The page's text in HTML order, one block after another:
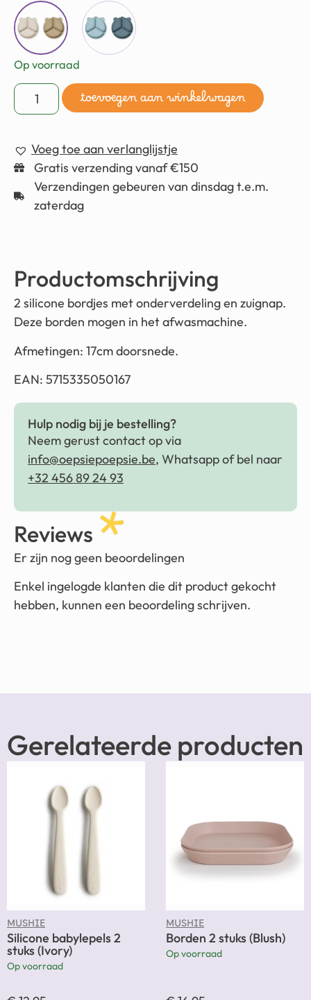
Op voorraad
toevoegen aan winkelwagen
Voeg toe aan verlanglijstje
Gratis verzending vanaf €150
Verzendingen gebeuren van dinsdag t.e.m.
zaterdag
Productomschrijving
2 silicone bordjes met onderverdeling en zuignap.
Deze borden mogen in het afwasmachine.
Afmetingen: 17cm doorsnede.
EAN: 5715335050167
Hulp nodig bij je bestelling?
Neem gerust contact op via
info@oepsiepoepsie.be, Whatsapp of bel naar
+32 456 89 24 93
Reviews
Er zijn nog geen beoordelingen
Enkel ingelogde klanten die dit product gekocht
hebben, kunnen een beoordeling schrijven.
Gerelateerde producten
MUSHIE
Silicone babylepels 2
stuks (Ivory)
Op voorraad
MUSHIE
Borden 2 stuks (Blush)
Op voorraad